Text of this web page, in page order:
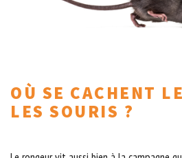
OÙ SE CACHENT
LES SOURIS ?